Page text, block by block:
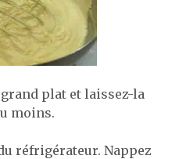
plat et laissez-la
moins.
réfrigérateur. Nappez